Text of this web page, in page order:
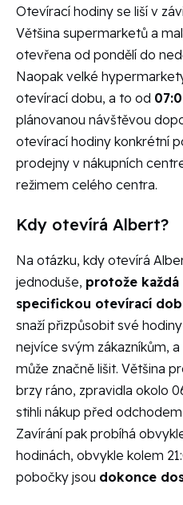
Otevírací hodiny se liší v
Většina supermarketů a
otevřena od pondělí do
Naopak velké
otevírací dobu, a to od
plánovanou návštěvou
otevírací hodiny konkrétní
prodejny v nákupních
režimem celého centra.
Kdy otevírá Albert?
Na otázku, kdy otevírá
jednoduše, protože
specifickou otevírací
snaží přizpůsobit své
nejvíce svým zákazníkům,
může značně lišit. Většina
brzy ráno, zpravidla okolo
stihli nákup před
Zavírání pak probíhá
hodinách, obvykle kolem
pobočky jsou dokonce